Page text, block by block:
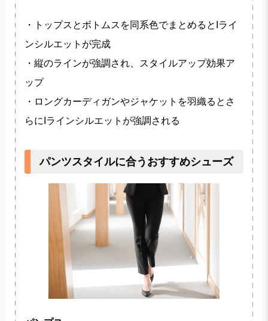
・トップスとボトムスを同系色でまとめるとIライ
ンシルエットが完成
・縦のラインが強調され、スタイルアップ効果ア
ップ
・ロングカーディガンやジャケットを羽織るとさ
らにIラインシルエットが強調される
パンツスタイルに合うおすすめシューズ